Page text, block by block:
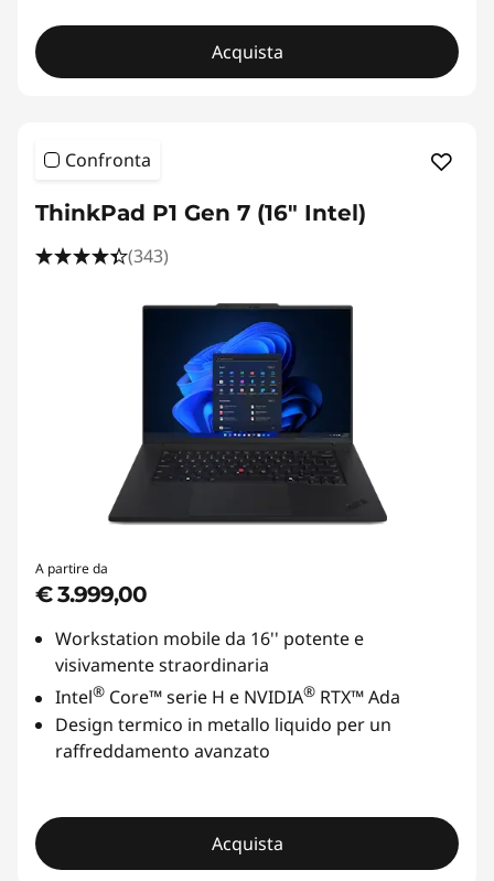
Acquista
Confronta
ThinkPad P1 Gen 7 (16" Intel)
(343)
A partire da
€ 3.999,00
Workstation mobile da 16'' potente e
visivamente straordinaria
Intel® Core™ serie H e NVIDIA® RTX™ Ada
Design termico in metallo liquido per un
raffreddamento avanzato
Acquista